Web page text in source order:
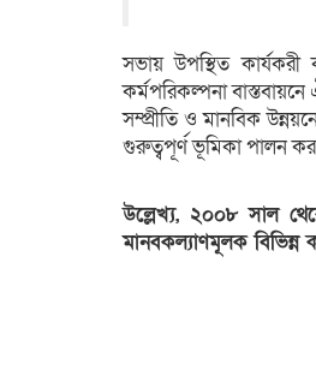
সভায় উপস্থিত
কর্মপরিকল্পনা
সম্প্রীতি ও মানবিক
গুরুত্বপূর্ণ ভূমিকা পালন
উল্লেখ্য, ২০০৮ সাল
মানবকল্যাণমূলক বিভিন্ন